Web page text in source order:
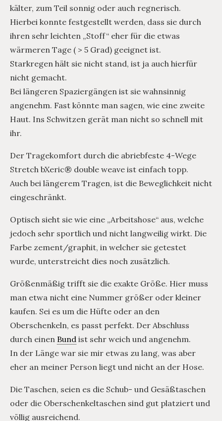
kälter, zum Teil sonnig oder auch regnerisch.
Hierbei konnte festgestellt werden, dass sie durch
ihren sehr leichten „Stoff“ eher für die etwas
wärmeren Tage ( > 5 Grad) geeignet ist.
Starkregen hält sie nicht stand, ist ja auch hierfür
nicht gemacht.
Bei längeren Spaziergängen ist sie wahnsinnig
angenehm. Fast könnte man sagen, wie eine zweite
Haut. Ins Schwitzen gerät man nicht so schnell mit
ihr.
Der Tragekomfort durch die abriebfeste 4-Wege
Stretch bXeric® double weave ist einfach topp.
Auch bei längerem Tragen, ist die Beweglichkeit nicht
eingeschränkt.
Optisch sieht sie wie eine „Arbeitshose“ aus, welche
jedoch sehr sportlich und nicht langweilig wirkt. Die
Farbe zement/graphit, in welcher sie getestet
wurde, unterstreicht dies noch zusätzlich.
Größenmäßig trifft sie die exakte Größe. Hier muss
man etwa nicht eine Nummer größer oder kleiner
kaufen. Sei es um die Hüfte oder an den
Oberschenkeln, es passt perfekt. Der Abschluss
durch einen Bund ist sehr weich und angenehm.
In der Länge war sie mir etwas zu lang, was aber
eher an meiner Person liegt und nicht an der Hose.
Die Taschen, seien es die Schub- und Gesäßtaschen
oder die Oberschenkeltaschen sind gut platziert und
völlig ausreichend.